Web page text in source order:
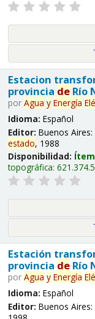
Estacion
provincia deRío
por Agua y Energía
Idioma: Español
Editor: Buenos Aires:
estado, 1988
Disponibilidad:
topográfica:
Estación
provincia deRío
por Agua y Energía
Idioma: Español
Editor: Buenos Aires: